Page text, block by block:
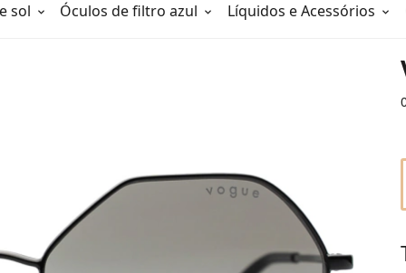
sol Óculos de filtro azul Líquidos e Acessórios